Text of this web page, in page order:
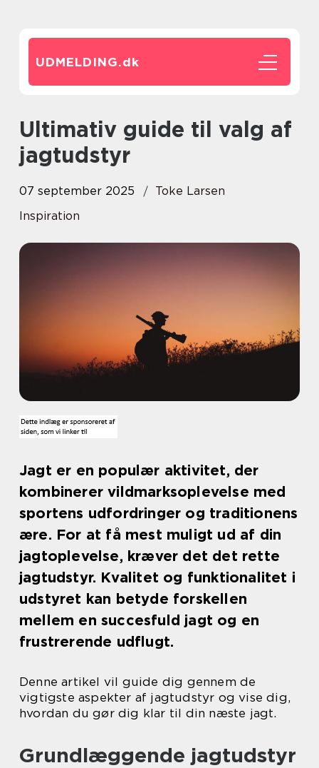
UDMELDING.dk
Ultimativ guide til valg af
jagtudstyr
07 september 2025
Toke Larsen
Inspiration
Jagt er en populær aktivitet, der
kombinerer vildmarksoplevelse med
sportens udfordringer og traditionens
ære. For at få mest muligt ud af din
jagtoplevelse, kræver det det rette
jagtudstyr. Kvalitet og funktionalitet i
udstyret kan betyde forskellen
mellem en succesfuld jagt og en
frustrerende udflugt.
Denne artikel vil guide dig gennem de
vigtigste aspekter af jagtudstyr og vise dig,
hvordan du gør dig klar til din næste jagt.
Grundlæggende jagtudstyr